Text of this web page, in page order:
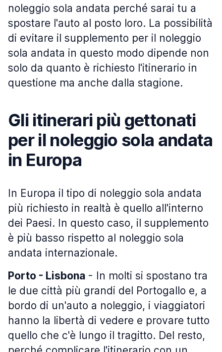
noleggio sola andata perché sarai tu a
spostare l'auto al posto loro. La possibilità
di evitare il supplemento per il noleggio
sola andata in questo modo dipende non
solo da quanto è richiesto l'itinerario in
questione ma anche dalla stagione.
Gli itinerari più gettonati
per il noleggio sola andata
in Europa
In Europa il tipo di noleggio sola andata
più richiesto in realtà è quello all'interno
dei Paesi. In questo caso, il supplemento
è più basso rispetto al noleggio sola
andata internazionale.
Porto - Lisbona - In molti si spostano tra
le due città più grandi del Portogallo e, a
bordo di un'auto a noleggio, i viaggiatori
hanno la libertà di vedere e provare tutto
quello che c'è lungo il tragitto. Del resto,